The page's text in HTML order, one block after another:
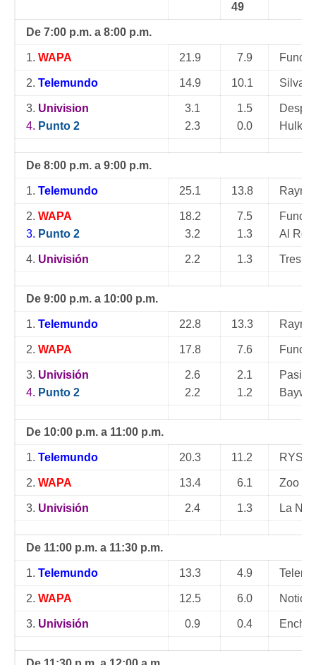
49
De 7:00 p.m. a 8:00 p.m.
1. WAPA 21.9 7.9
2. Telemundo 14.9 10.1
3. Univision
4. Punto 2
3.1
2.3
1.5
0.0
Hulk
De 8:00 p.m. a 9:00 p.m.
1. Telemundo 25.1 13.8
2. WAPA
3. Punto 2
18.2
3.2
7.5
1.3
Al
4. Univisión 2.2 1.3 Tres
De 9:00 p.m. a 10:00 p.m.
1. Telemundo 22.8 13.3
2. WAPA 17.8 7.6
3. Univisión
4. Punto 2
2.6
2.2
2.1
1.2
De 10:00 p.m. a 11:00 p.m.
1. Telemundo 20.3 11.2 RYSA
2. WAPA 13.4 6.1 Zoo
3. Univisión 2.4 1.3 La
De 11:00 p.m. a 11:30 p.m.
1. Telemundo 13.3 4.9
2. WAPA 12.5 6.0
3. Univisión 0.9 0.4